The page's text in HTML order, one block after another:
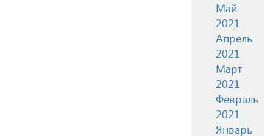
Май
2021
Апрель
2021
Март
2021
Февраль
2021
Январь